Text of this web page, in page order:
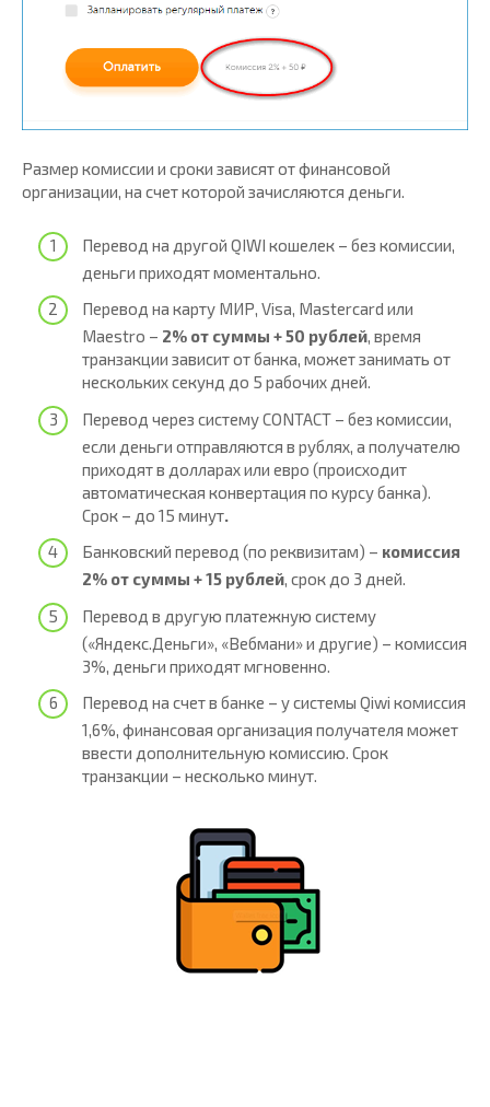
Размер комиссии и сроки зависят от финансовой
организации, на счет которой зачисляются деньги.
Перевод на другой QIWI кошелек – без комиссии,
деньги приходят моментально.
Перевод на карту МИР, Visa, Masterсard или
Maestro – 2% от суммы + 50 рублей, время
транзакции зависит от банка, может занимать от
нескольких секунд до 5 рабочих дней.
Перевод через систему CONTACT – без комиссии,
если деньги отправляются в рублях, а получателю
приходят в долларах или евро (происходит
автоматическая конвертация по курсу банка).
Срок – до 15 минут.
Банковский перевод (по реквизитам) – комиссия
2% от суммы + 15 рублей, срок до 3 дней.
Перевод в другую платежную систему
(«Яндекс.Деньги», «Вебмани» и другие) – комиссия
3%, деньги приходят мгновенно.
Перевод на счет в банке – у системы Qiwi комиссия
1,6%, финансовая организация получателя может
ввести дополнительную комиссию. Срок
транзакции – несколько минут.